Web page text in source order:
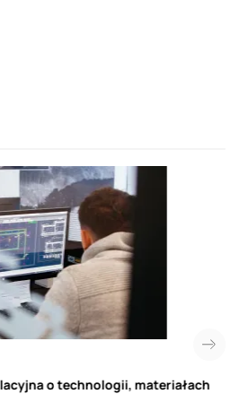
o technologii, materiałach